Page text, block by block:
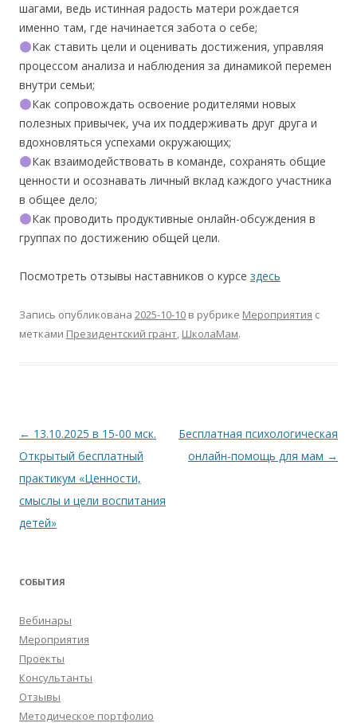
шагами, ведь истинная радость матери рождается
именно там, где начинается забота о себе;
Как ставить цели и оценивать достижения, управляя
процессом анализа и наблюдения за динамикой перемен
внутри семьи;
Как сопровождать освоение родителями новых
полезных привычек, уча их поддерживать друг друга и
вдохновляться успехами окружающих;
Как взаимодействовать в команде, сохранять общие
ценности и осознавать личный вклад каждого участника
в общее дело;
Как проводить продуктивные онлайн-обсуждения в
группах по достижению общей цели.
Посмотреть отзывы наставников о курсе здесь
Запись опубликована 2025-10-10 в рубрике Мероприятия с
метками Президентский грант, ШколаМам.
Навигация
по
записям
← 13.10.2025 в 15-00 мск.
Открытый бесплатный
практикум «Ценности,
смыслы и цели воспитания
детей»
Бесплатная психологическая
онлайн-помощь для мам →
СОБЫТИЯ
Вебинары
Мероприятия
Проекты
Консультанты
Отзывы
Методическое портфолио